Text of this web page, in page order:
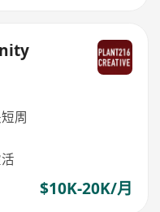
周
$10K-20K/月